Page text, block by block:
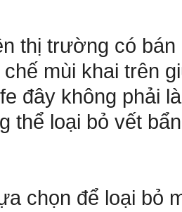
thị trường có
chế mùi khai trên
đây không phải
thể loại bỏ vết
chọn để loại bỏ